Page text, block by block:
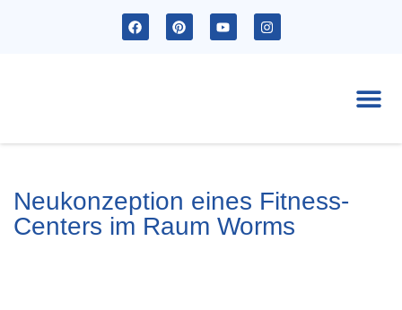
Neukonzeption eines Fitness-
Centers im Raum Worms